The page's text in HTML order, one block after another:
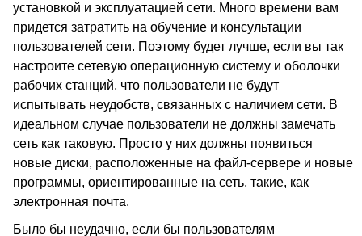
установкой и эксплуатацией сети. Много времени вам
придется затратить на обучение и консультации
пользователей сети. Поэтому будет лучше, если вы так
настроите сетевую операционную систему и оболочки
рабочих станций, что пользователи не будут
испытывать неудобств, связанных с наличием сети. В
идеальном случае пользователи не должны замечать
сеть как таковую. Просто у них должны появиться
новые диски, расположенные на файл-сервере и новые
программы, ориентированные на сеть, такие, как
электронная почта.
Было бы неудачно, если бы пользователям